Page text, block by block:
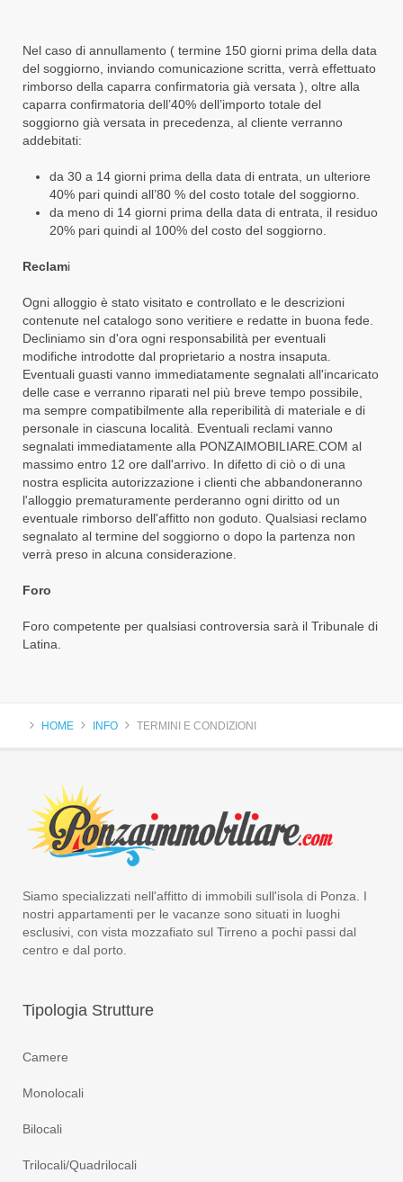
Nel caso di annullamento ( termine 150 giorni prima della data
del soggiorno, inviando comunicazione scritta, verrà effettuato
rimborso della caparra confirmatoria già versata ), oltre alla
caparra confirmatoria dell’40% dell’importo totale del
soggiorno già versata in precedenza, al cliente verranno
addebitati:
da 30 a 14 giorni prima della data di entrata, un ulteriore
40% pari quindi all’80 % del costo totale del soggiorno.
da meno di 14 giorni prima della data di entrata, il residuo
20% pari quindi al 100% del costo del soggiorno.
Reclami
Ogni alloggio è stato visitato e controllato e le descrizioni
contenute nel catalogo sono veritiere e redatte in buona fede.
Decliniamo sin d'ora ogni responsabilità per eventuali
modifiche introdotte dal proprietario a nostra insaputa.
Eventuali guasti vanno immediatamente segnalati all'incaricato
delle case e verranno riparati nel più breve tempo possibile,
ma sempre compatibilmente alla reperibilità di materiale e di
personale in ciascuna località. Eventuali reclami vanno
segnalati immediatamente alla PONZAIMOBILIARE.COM al
massimo entro 12 ore dall'arrivo. In difetto di ciò o di una
nostra esplicita autorizzazione i clienti che abbandoneranno
l'alloggio prematuramente perderanno ogni diritto od un
eventuale rimborso dell'affitto non goduto. Qualsiasi reclamo
segnalato al termine del soggiorno o dopo la partenza non
verrà preso in alcuna considerazione.
Foro
Foro competente per qualsiasi controversia sarà il Tribunale di
Latina.
HOME INFO TERMINI E CONDIZIONI
Siamo specializzati nell'affitto di immobili sull'isola di Ponza. I
nostri appartamenti per le vacanze sono situati in luoghi
esclusivi, con vista mozzafiato sul Tirreno a pochi passi dal
centro e dal porto.
Tipologia Strutture
Camere
Monolocali
Bilocali
Trilocali/Quadrilocali